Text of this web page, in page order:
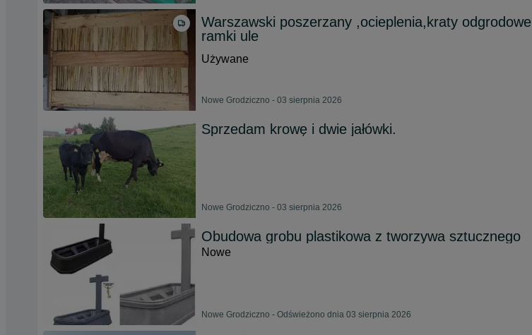
Warszawski poszerzany ,ocieplenia,kraty odgrodowe
ramki ule
Używane
Nowe Grodziczno - 03 sierpnia 2026
Sprzedam krowę i dwie jałówki.
Nowe Grodziczno - 03 sierpnia 2026
Obudowa grobu plastikowa z tworzywa sztucznego
Nowe
Nowe Grodziczno - Odświeżono dnia 03 sierpnia 2026